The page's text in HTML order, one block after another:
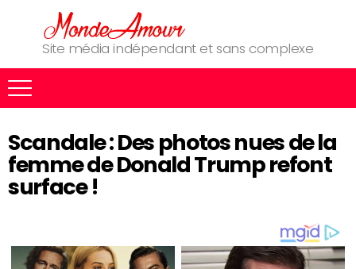
Site média indépendant et sans complexe
Scandale : Des photos nues de la
femme de Donald Trump refont
surface !